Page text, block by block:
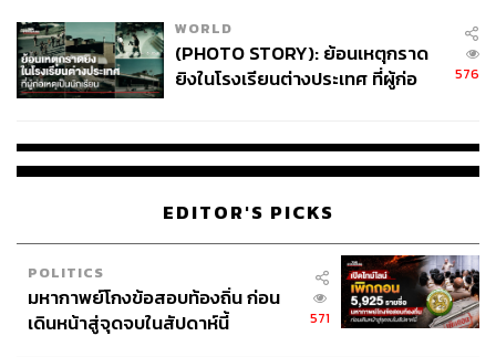
WORLD
(PHOTO STORY): ย้อนเหตุกราด
ยิงในโรงเรียนต่างประเทศ ที่ผู้ก่อ
576
EDITOR'S PICKS
POLITICS
มหากาพย์โกงข้อสอบท้องถิ่น ก่อน
เดินหน้าสู่จุดจบในสัปดาห์นี้
571